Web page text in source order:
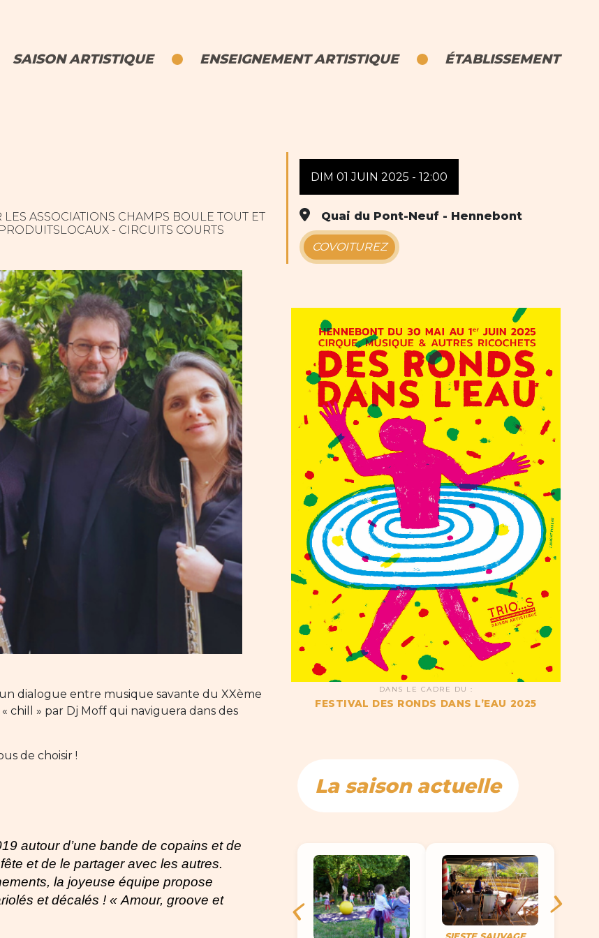
SAISON ARTISTIQUE ENSEIGNEMENT ARTISTIQUE ÉTABLISSEMENT
ASSOCIATIONS CHAMPS BOULE TOUT ET
- CIRCUITS COURTS
dialogue entre musique savante du XXème
chill » par Dj Moff qui naviguera dans des
de choisir !
autour d’une bande de copains et de
et de le partager avec les autres.
la joyeuse équipe propose
et décalés ! « Amour, groove et
DIM 01 JUIN 2025 - 12:00
Quai du Pont-Neuf - Hennebont
COVOITUREZ
DANS LE CADRE DU :
FESTIVAL DES RONDS DANS L’EAU 2025
La saison actuelle